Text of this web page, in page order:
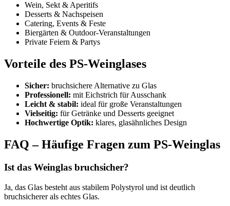
Wein, Sekt & Aperitifs
Desserts & Nachspeisen
Catering, Events & Feste
Biergärten & Outdoor-Veranstaltungen
Private Feiern & Partys
Vorteile des PS-Weinglases
Sicher: bruchsichere Alternative zu Glas
Professionell: mit Eichstrich für Ausschank
Leicht & stabil: ideal für große Veranstaltungen
Vielseitig: für Getränke und Desserts geeignet
Hochwertige Optik: klares, glasähnliches Design
FAQ – Häufige Fragen zum PS-Weinglas
Ist das Weinglas bruchsicher?
Ja, das Glas besteht aus stabilem Polystyrol und ist deutlich
bruchsicherer als echtes Glas.